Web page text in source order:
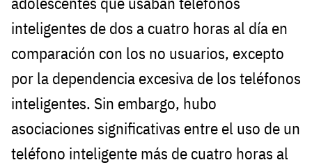
inteligentes de dos a cuatro horas al día en
comparación con los no usuarios, excepto
por la dependencia excesiva de los teléfonos
inteligentes. Sin embargo, hubo
asociaciones significativas entre el uso de un
teléfono inteligente más de cuatro horas al